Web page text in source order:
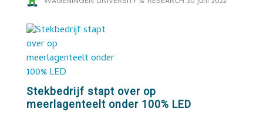
Stekbedrijf stapt over op
meerlagenteelt onder 100% LED